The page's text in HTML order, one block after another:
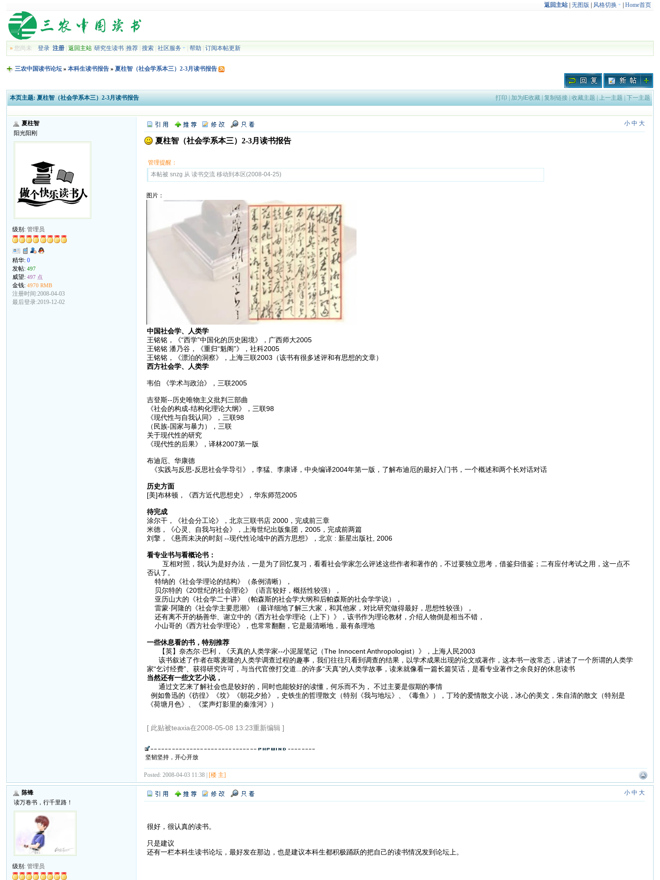
返回主站| 无图版 风格切换 Home首页
» 您尚未登录 注册 |返回主站 |研究生读书 |推荐 |搜索 |社区服务 |帮助 |订阅本帖更新
三农中国读书论坛 »本科生读书报告 »夏柱智（社会学系本三）2-3月读书报告
本页主题: 夏柱智（社会学系本三）2-3月读书报告 打印 | 加为IE收藏| 复制链接| 收藏主题 | 上一主题 | 下一主题
夏柱智
阳光阳刚
级别:管理员
精华:0
发帖:497
威望:497 点
金钱:4970 RMB
注册时间:2008-04-03
最后登录:2019-12-02
小 中 大
夏柱智（社会学系本三）2-3月读书报告
管理提醒：
本帖被 snzg 从 读书交流 移动到本区(2008-04-25)
图片：
中国社会学、人类学
王铭铭，《“西学”中国化的历史困境》，广西师大2005
王铭铭 潘乃谷，《重归“魁阁”》，社科2005
王铭铭，《漂泊的洞察》，上海三联2003（该书有很多述评和有思想的文章）
西方社会学、人类学
韦伯 《学术与政治》，三联2005
吉登斯--历史唯物主义批判三部曲
《社会的构成-结构化理论大纲》，三联98
《现代性与自我认同》，三联98
（民族-国家与暴力），三联
关于现代性的研究
《现代性的后果》，译林2007第一版
布迪厄、华康德
《实践与反思-反思社会学导引》，李猛、李康译，中央编译2004年第一版，了解布迪厄的最好入门书，一个概述和两个长对话对话
历史方面
[美]布林顿，《西方近代思想史》，华东师范2005
待完成
涂尔干，《社会分工论》，北京三联书店 2000，完成前三章
米德，《心灵、自我与社会》，上海世纪出版集团，2005，完成前两篇
刘擎，《悬而未决的时刻 --现代性论域中的西方思想》，北京 : 新星出版社, 2006
看专业书与看概论书：
互相对照，我认为是好办法，一是为了回忆复习，看看社会学家怎么评述这些作者和著作的，不过要独立思考，借鉴归借鉴；二有应付考试之用，这一点不
否认了。
特纳的《社会学理论的结构》（条例清晰），
贝尔特的《20世纪的社会理论》（语言较好，概括性较强），
亚历山大的《社会学二十讲》（帕森斯的社会学大纲和后帕森斯的社会学学说），
雷蒙·阿隆的《社会学主要思潮》（最详细地了解三大家，和其他家，对比研究做得最好，思想性较强），
还有离不开的杨善华、谢立中的《西方社会学理论（上下）》，该书作为理论教材，介绍人物倒是相当不错，
小山哥的《西方社会学理论》，也常常翻翻，它是最清晰地，最有条理地
一些休息看的书，特别推荐
【英】奈杰尔·巴利，《天真的人类学家--小泥屋笔记（The Innocent Anthropologist）》，上海人民2003
该书叙述了作者在喀麦隆的人类学调查过程的趣事，我们往往只看到调查的结果，以学术成果出现的论文或著作，这本书一改常态，讲述了一个所谓的人类学
家“乞讨经费”、获得研究许可，与当代官僚打交道...的许多“天真”的人类学故事，读来就像看一篇长篇笑话，是看专业著作之余良好的休息读书
当然还有一些文艺小说，
通过文艺来了解社会也是较好的，同时也能较好的读懂，何乐而不为， 不过主要是假期的事情
例如鲁迅的《彷徨》《坟》《朝花夕拾》，史铁生的哲理散文（特别《我与地坛》、《毒鱼》），丁玲的爱情散文小说，冰心的美文，朱自清的散文（特别是
《荷塘月色》、《桨声灯影里的秦淮河》）
[ 此贴被teaxia在2008-05-08 13:23重新编辑 ]
坚韧坚持，开心开放
Posted: 2008-04-03 11:38 |[楼 主]
陈锋
读万卷书，行千里路！
级别:管理员
小 中 大
很好，很认真的读书。
只是建议
还有一栏本科生读书论坛，最好发在那边，也是建议本科生都积极踊跃的把自己的读书情况发到论坛上。